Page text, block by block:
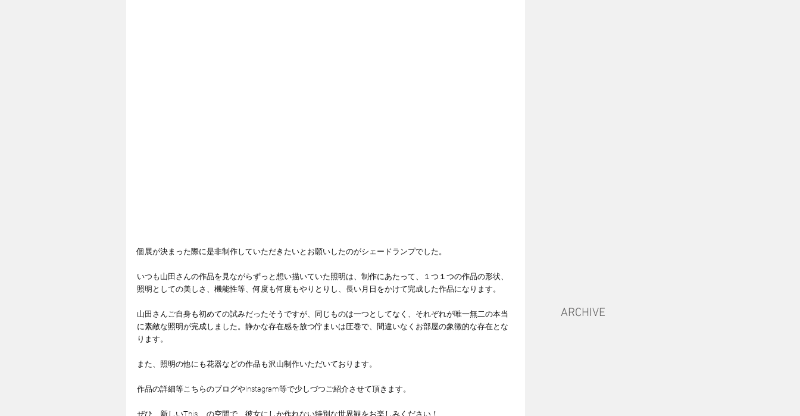
個展が決まった際に是非制作していただきたいとお願いしたのがシェードランプでした。
いつも山田さんの作品を見ながらずっと想い描いていた照明は、制作にあたって、１つ１つの作品の形状、
照明としての美しさ、機能性等、何度も何度もやりとりし、長い月日をかけて完成した作品になります。
山田さんご自身も初めての試みだったそうですが、同じものは一つとしてなく、それぞれが唯一無二の本当
に素敵な照明が完成しました。静かな存在感を放つ佇まいは圧巻で、間違いなくお部屋の象徴的な存在とな
ります。
また、照明の他にも花器などの作品も沢山制作いただいております。
作品の詳細等こちらのブログやInstagram等で少しづつご紹介させて頂きます。
ぜひ、新しいThis___の空間で、彼女にしか作れない特別な世界観をお楽しみください！
ARCHIVE